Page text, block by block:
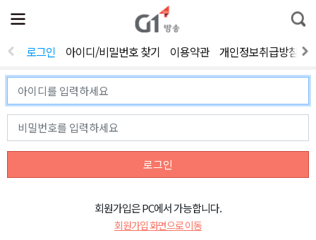
전
체
뉴
열
통
합
색
로그인 아이디/비밀번호 찾기 이용약관 개인정보취급방침
로그인
회원가입은 PC에서 가능합니다.
회원가입 화면으로 이동